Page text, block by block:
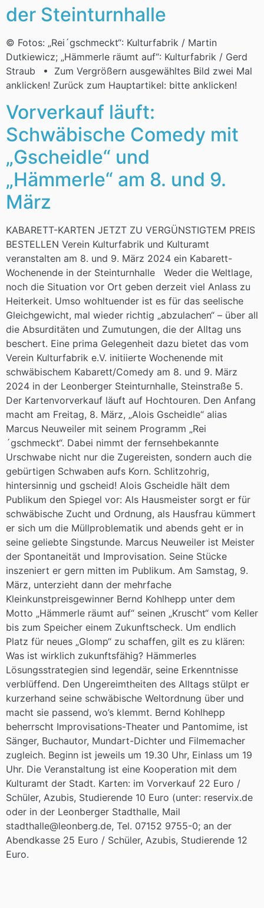
der Steinturnhalle
© Fotos: „Rei´gschmeckt“: Kulturfabrik / Martin
Dutkiewicz; „Hämmerle räumt auf“: Kulturfabrik / Gerd
Straub • Zum Vergrößern ausgewähltes Bild zwei Mal
anklicken! Zurück zum Hauptartikel: bitte anklicken!
Vorverkauf läuft:
Schwäbische Comedy mit
„Gscheidle“ und
„Hämmerle“ am 8. und 9.
März
KABARETT-KARTEN JETZT ZU VERGÜNSTIGTEM PREIS
BESTELLEN Verein Kulturfabrik und Kulturamt
veranstalten am 8. und 9. März 2024 ein Kabarett-
Wochenende in der Steinturnhalle Weder die Weltlage,
noch die Situation vor Ort geben derzeit viel Anlass zu
Heiterkeit. Umso wohltuender ist es für das seelische
Gleichgewicht, mal wieder richtig „abzulachen“ – über all
die Absurditäten und Zumutungen, die der Alltag uns
beschert. Eine prima Gelegenheit dazu bietet das vom
Verein Kulturfabrik e.V. initiierte Wochenende mit
schwäbischem Kabarett/Comedy am 8. und 9. März
2024 in der Leonberger Steinturnhalle, Steinstraße 5.
Der Kartenvorverkauf läuft auf Hochtouren. Den Anfang
macht am Freitag, 8. März, „Alois Gscheidle“ alias
Marcus Neuweiler mit seinem Programm „Rei
´gschmeckt“. Dabei nimmt der fernsehbekannte
Urschwabe nicht nur die Zugereisten, sondern auch die
gebürtigen Schwaben aufs Korn. Schlitzohrig,
hintersinnig und gscheid! Alois Gscheidle hält dem
Publikum den Spiegel vor: Als Hausmeister sorgt er für
schwäbische Zucht und Ordnung, als Hausfrau kümmert
er sich um die Müllproblematik und abends geht er in
seine geliebte Singstunde. Marcus Neuweiler ist Meister
der Spontaneität und Improvisation. Seine Stücke
inszeniert er gern mitten im Publikum. Am Samstag, 9.
März, unterzieht dann der mehrfache
Kleinkunstpreisgewinner Bernd Kohlhepp unter dem
Motto „Hämmerle räumt auf“ seinen „Kruscht“ vom Keller
bis zum Speicher einem Zukunftscheck. Um endlich
Platz für neues „Glomp“ zu schaffen, gilt es zu klären:
Was ist wirklich zukunftsfähig? Hämmerles
Lösungsstrategien sind legendär, seine Erkenntnisse
verblüffend. Den Ungereimtheiten des Alltags stülpt er
kurzerhand seine schwäbische Weltordnung über und
macht sie passend, wo’s klemmt. Bernd Kohlhepp
beherrscht Improvisations-Theater und Pantomime, ist
Sänger, Buchautor, Mundart-Dichter und Filmemacher
zugleich. Beginn ist jeweils um 19.30 Uhr, Einlass um 19
Uhr. Die Veranstaltung ist eine Kooperation mit dem
Kulturamt der Stadt. Karten: im Vorverkauf 22 Euro /
Schüler, Azubis, Studierende 10 Euro (unter: reservix.de
oder in der Leonberger Stadthalle, Mail
stadthalle@leonberg.de, Tel. 07152 9755-0; an der
Abendkasse 25 Euro / Schüler, Azubis, Studierende 12
Euro.